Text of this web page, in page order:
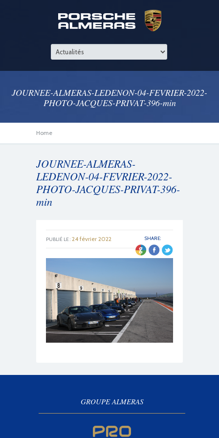
JOURNEE-ALMERAS-LEDENON-04-FEVRIER-2022-
PHOTO-JACQUES-PRIVAT-396-min
Home
JOURNEE-ALMERAS-
LEDENON-04-FEVRIER-2022-
PHOTO-JACQUES-PRIVAT-396-
min
SHARE:
PUBLIÉ LE : 24 février 2022
GROUPE ALMERAS